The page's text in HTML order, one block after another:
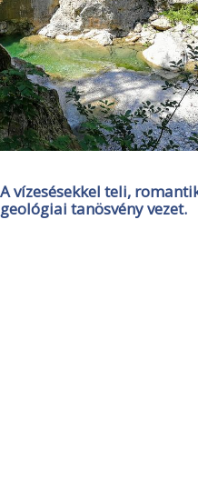
A vízesésekkel teli,
geológiai tanösvény vezet.